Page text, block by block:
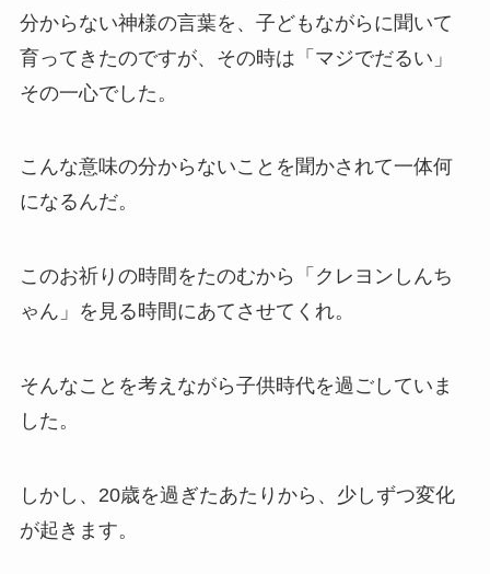
分からない神様の言葉を、子どもながらに聞いて
育ってきたのですが、その時は「マジでだるい」
その一心でした。
こんな意味の分からないことを聞かされて一体何
になるんだ。
このお祈りの時間をたのむから「クレヨンしんち
ゃん」を見る時間にあてさせてくれ。
そんなことを考えながら子供時代を過ごしていま
した。
しかし、20歳を過ぎたあたりから、少しずつ変化
が起きます。